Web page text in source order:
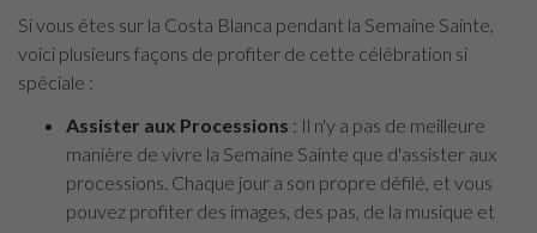
Si vous êtes sur la Costa Blanca pendant la Semaine Sainte,
voici plusieurs façons de profiter de cette célébration si
spéciale :
Assister aux Processions : Il n'y a pas de meilleure
manière de vivre la Semaine Sainte que d'assister aux
processions. Chaque jour a son propre défilé, et vous
pouvez profiter des images, des pas, de la musique et